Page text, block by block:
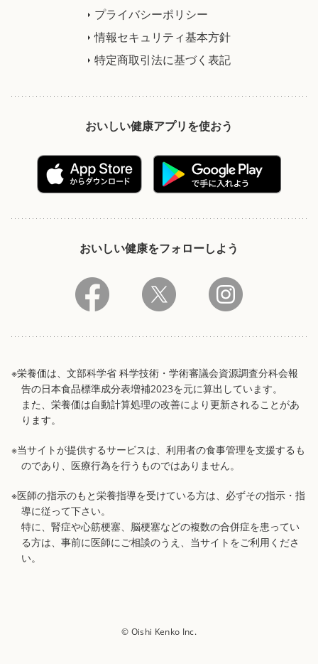
プライバシーポリシー
情報セキュリティ基本方針
特定商取引法に基づく表記
おいしい健康アプリを使おう
おいしい健康をフォローしよう
※栄養価は、文部科学省 科学技術・学術審議会資源調査分科会報
告の日本食品標準成分表増補2023を元に算出しています。
また、栄養価は自動計算処理の改善により更新されることがあ
ります。
※当サイトが提供するサービスは、利用者の食事管理を支援するも
のであり、医療行為を行うものではありません。
※医師の指示のもと栄養指導を受けている方は、必ずその指示・指
導に従って下さい。
特に、腎症や心筋梗塞、脳梗塞などの複数の合併症を患ってい
る方は、事前に医師にご相談のうえ、当サイトをご利用くださ
い。
© Oishi Kenko Inc.